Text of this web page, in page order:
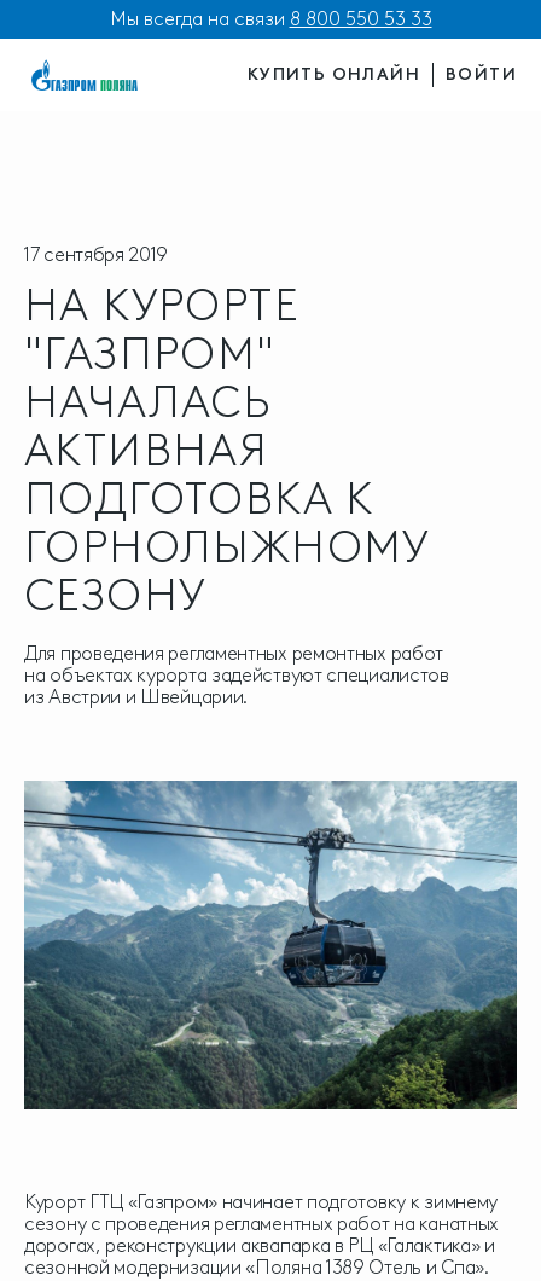
Мы всегда на связи 8 800 550 53 33
КУПИТЬ ОНЛАЙН ВОЙТИ
17 сентября 2019
НА КУРОРТЕ
"ГАЗПРОМ"
НАЧАЛАСЬ
АКТИВНАЯ
ПОДГОТОВКА К
ГОРНОЛЫЖНОМУ
СЕЗОНУ
Для проведения регламентных ремонтных работ
на объектах курорта задействуют специалистов
из Австрии и Швейцарии.
Курорт ГТЦ «Газпром» начинает подготовку к зимнему
сезону с проведения регламентных работ на канатных
дорогах, реконструкции аквапарка в РЦ «Галактика» и
сезонной модернизации «Поляна 1389 Отель и Спа».